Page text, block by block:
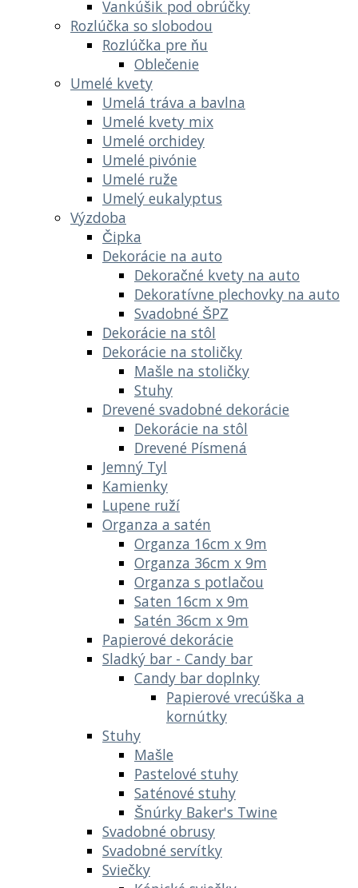
Vankúšik pod obrúčky
Rozlúčka so slobodou
Rozlúčka pre ňu
Oblečenie
Umelé kvety
Umelá tráva a bavlna
Umelé kvety mix
Umelé orchidey
Umelé pivónie
Umelé ruže
Umelý eukalyptus
Výzdoba
Čipka
Dekorácie na auto
Dekoračné kvety na auto
Dekoratívne plechovky na auto
Svadobné ŠPZ
Dekorácie na stôl
Dekorácie na stoličky
Mašle na stoličky
Stuhy
Drevené svadobné dekorácie
Dekorácie na stôl
Drevené Písmená
Jemný Tyl
Kamienky
Lupene ruží
Organza a satén
Organza 16cm x 9m
Organza 36cm x 9m
Organza s potlačou
Saten 16cm x 9m
Satén 36cm x 9m
Papierové dekorácie
Sladký bar - Candy bar
Candy bar doplnky
Papierové vrecúška a
kornútky
Stuhy
Mašle
Pastelové stuhy
Saténové stuhy
Šnúrky Baker's Twine
Svadobné obrusy
Svadobné servítky
Sviečky